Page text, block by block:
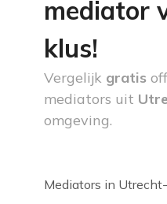
mediator
klus!
Vergelijk gratis
mediators uit
omgeving.
Mediators in